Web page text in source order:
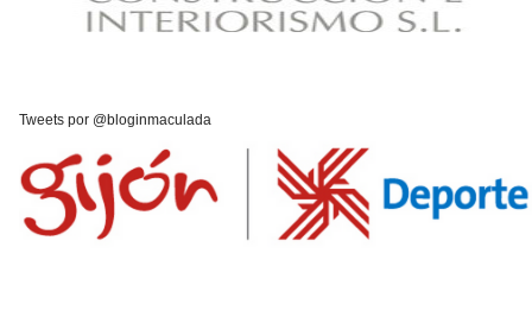
Tweets por @bloginmaculada